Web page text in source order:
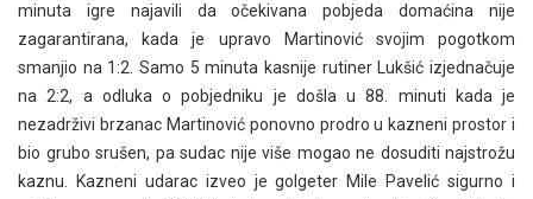
minuta igre najavili da očekivana pobjeda domaćina nije
zagarantirana, kada je upravo Martinović svojim pogotkom
smanjio na 1:2. Samo 5 minuta kasnije rutiner Lukšić izjednačuje
na 2:2, a odluka o pobjedniku je došla u 88. minuti kada je
nezadrživi brzanac Martinović ponovno prodro u kazneni prostor i
bio grubo srušen, pa sudac nije više mogao ne dosuditi najstrožu
kaznu. Kazneni udarac izveo je golgeter Mile Pavelić sigurno i